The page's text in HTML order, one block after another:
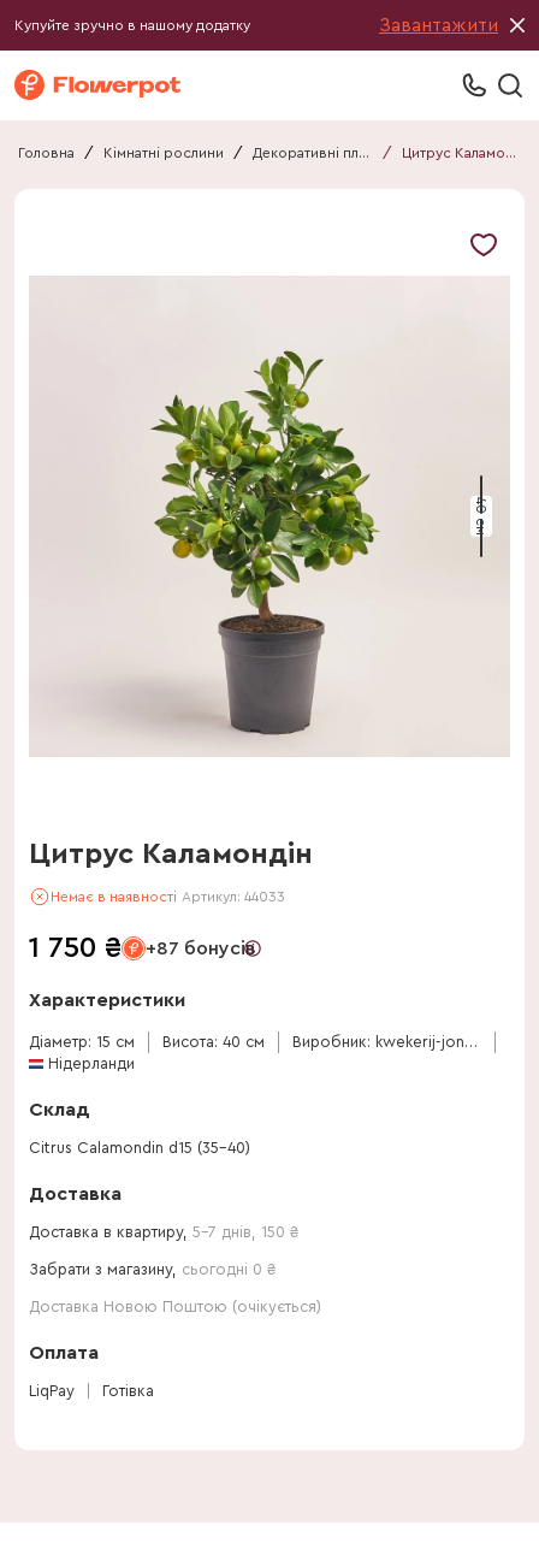
Купуйте зручно в нашому додатку Завантажити
Головна / Кімнатні рослини / Декоративні плоди / Цитрус Каламондін
40 см
Цитрус Каламондін
Немає в наявності Артикул: 44033
1 750 ₴ +87 бонусів
Характеристики
Діаметр: 15 см Висота: 40 см
Виробник: kwekerij-jongerling
Нідерланди
Склад
Citrus Calamondin d15 (35-40)
Доставка
Доставка в квартиру, 5-7 днів 150 ₴
Забрати з магазину, сьогодні 0 ₴
Доставка Новою Поштою (очікується)
Оплата
LiqPay Готівка